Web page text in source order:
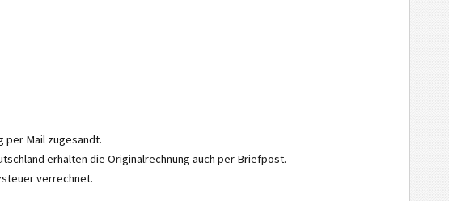
per Mail zugesandt.
erhalten die Originalrechnung auch per Briefpost.
verrechnet.